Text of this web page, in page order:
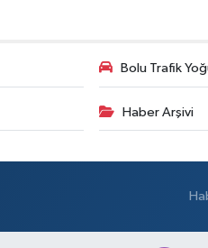
Bolu Trafik
Haber Arşivi